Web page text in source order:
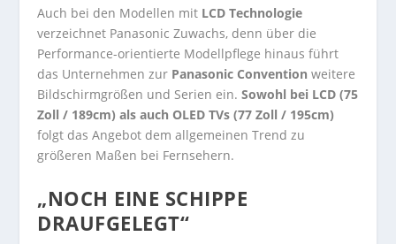
Auch bei den Modellen mit LCD Technologie
verzeichnet Panasonic Zuwachs, denn über die
Performance-orientierte Modellpflege hinaus führt
das Unternehmen zur Panasonic Convention weitere
Bildschirmgrößen und Serien ein.Sowohl bei LCD (75
Zoll / 189cm) als auch OLED TVs (77 Zoll / 195cm)
folgt das Angebot dem allgemeinen Trend zu
größeren Maßen bei Fernsehern.
„NOCH EINE SCHIPPE
DRAUFGELEGT“